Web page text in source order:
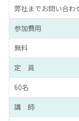
弊社までお問い合わ
参加費用
無料
定 員
60名
講 師